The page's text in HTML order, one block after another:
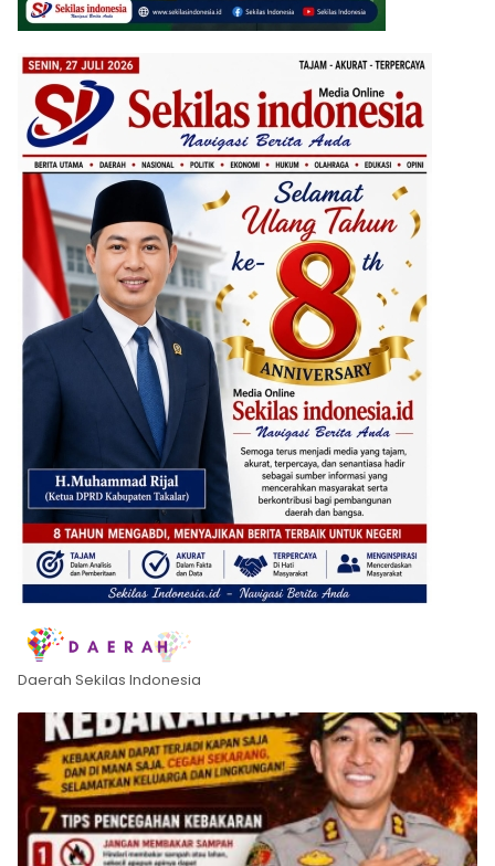
Daerah Sekilas Indonesia